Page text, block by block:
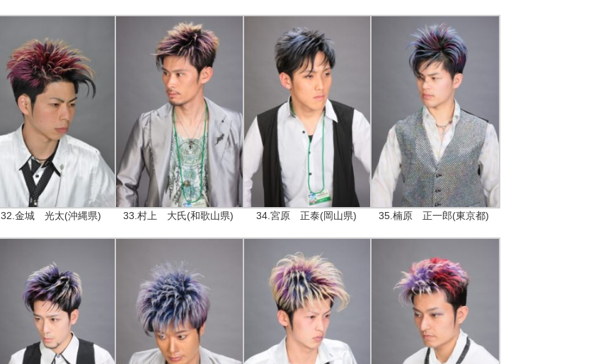
32.金城 光太(沖縄県) 33.村上 大氏(和歌山県) 34.宮原 正泰(岡山県) 35.楠原 正一郎(東京都)